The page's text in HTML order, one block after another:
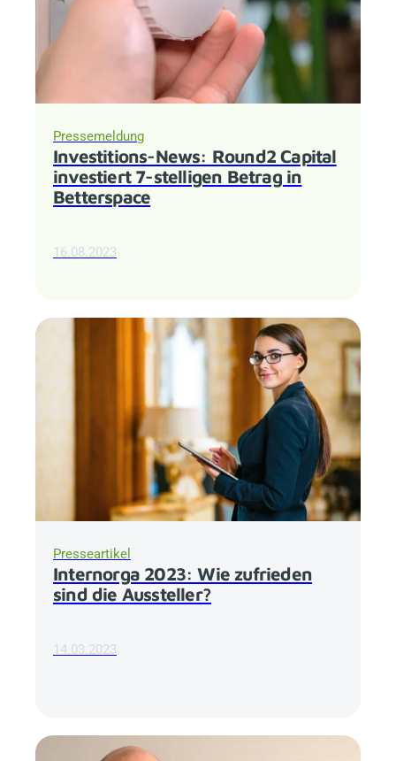
Pressemeldung
Investitions-News: Round2 Capital
investiert 7-stelligen Betrag in
Betterspace
16.08.2023
Presseartikel
Internorga 2023: Wie zufrieden
sind die Aussteller?
14.03.2023